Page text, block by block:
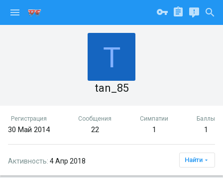
T
tan_85
Регистрация
30 Май 2014
Сообщения
22
Симпатии
1
Баллы
1
Активность 4 Апр 2018 Найти